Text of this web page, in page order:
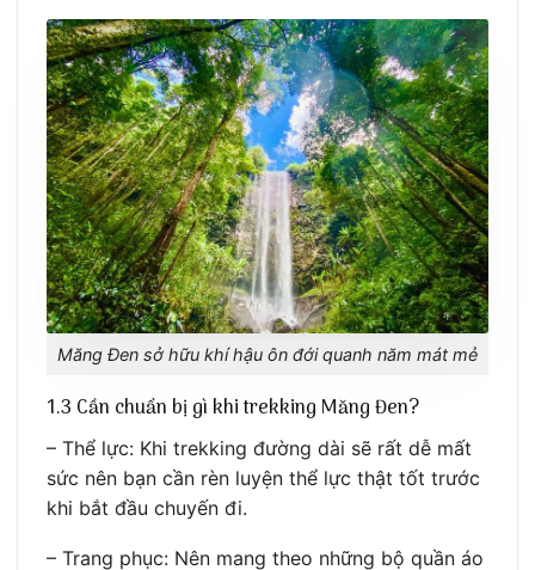
Măng Đen sở hữu khí hậu ôn đới quanh năm mát mẻ
1.3 Cần chuẩn bị gì khi trekking Măng Đen?
– Thể lực: Khi trekking đường dài sẽ rất dễ mất
sức nên bạn cần rèn luyện thể lực thật tốt trước
khi bắt đầu chuyến đi.
– Trang phục: Nên mang theo những bộ quần áo